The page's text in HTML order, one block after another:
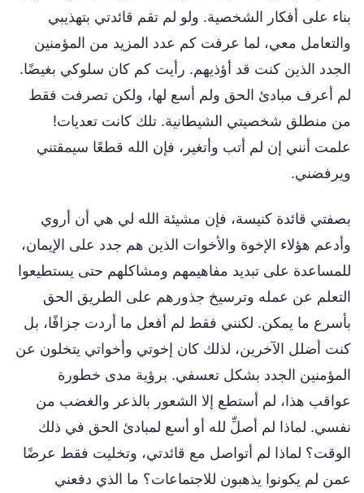
بناء على أفكار الشخصية. ولو لم تقم قائدتي بتهذيبي
والتعامل معي، لما عرفت كم عدد المزيد من المؤمنين
الجدد الذين كنت قد أؤذيهم. رأيت كم كان سلوكي بغيضًا.
لم أعرف مبادئ الحق ولم أسع لها، ولكن تصرفت فقط
من منطلق شخصيتي الشيطانية. تلك كانت تعديات!
علمت أنني إن لم أتب وأتغير، فإن الله قطعًا سيمقتني
ويرفضني.
بصفتي قائدة كنيسة، فإن مشيئة الله لي هي أن أروي
وأدعم هؤلاء الإخوة والأخوات الذين هم جدد على الإيمان،
للمساعدة على تبديد مفاهيمهم ومشاكلهم حتى يستطيعوا
التعلم عن عمله وترسيخ جذورهم على الطريق الحق
بأسرع ما يمكن. لكنني فقط لم أفعل ما أردت جزافًا، بل
كنت أضلل الآخرين، لذلك كان إخوتي وأخواتي يتخلون عن
المؤمنين الجدد بشكل تعسفي. برؤية مدى خطورة
عواقب هذا، لم أستطع إلا الشعور بالذعر والغضب من
نفسي. لماذا لم أصلِّ لله أو أسع لمبادئ الحق في ذلك
الوقت؟ لماذا لم أتواصل مع قائدتي، وتخليت فقط عرضًا
عمن لم يكونوا يذهبون للاجتماعات؟ ما الذي دفعني